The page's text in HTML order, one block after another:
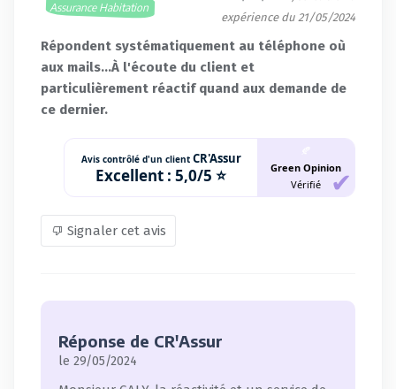
Assurance Habitation
expérience du 21/05/2024
Répondent systématiquement au téléphone où
aux mails...À l'écoute du client et
particulièrement réactif quand aux demande de
ce dernier.
Avis contrôlé d'un client CR'Assur
Excellent : 5,0/5 ⭐
Green Opinion
Vérifié
Signaler cet avis
Réponse de CR'Assur
le 29/05/2024